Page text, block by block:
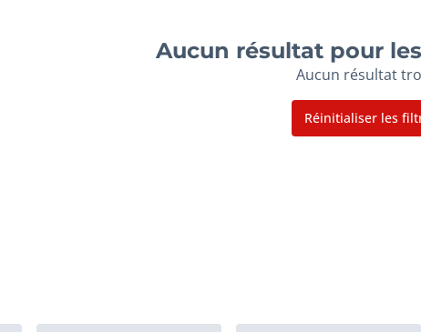
Aucun résultat pour
Aucun résultat
Réinitialiser les